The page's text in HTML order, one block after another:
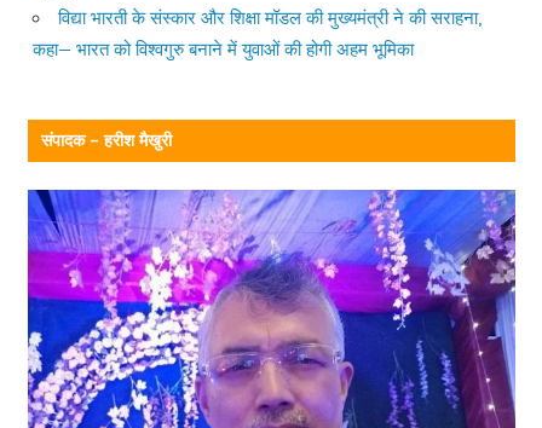
विद्या भारती के संस्कार और शिक्षा मॉडल की मुख्यमंत्री ने की सराहना,
कहा— भारत को विश्वगुरु बनाने में युवाओं की होगी अहम भूमिका
संपादक – हरीश मैखुरी